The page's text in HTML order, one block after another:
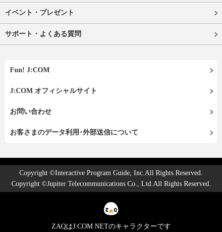
イベント・プレゼント
サポート・よくある質問
Fun! J:COM
J:COM オフィシャルサイト
お問い合わせ
お客さまのデータ利用･外部送信について
Copyright ©Interactive Program Guide, Inc.All Rights Reserved.
Copyright ©Jupiter Telecommunications Co., Ltd.All Rights Reserved.
ZAQはJ:COM NETのキャラクターです